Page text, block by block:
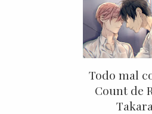
Todo mal
Count de